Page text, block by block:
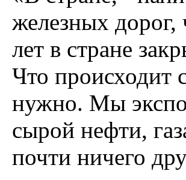
железных дорог,
лет в стране
Что происходит
нужно. Мы
сырой нефти,
почти ничего